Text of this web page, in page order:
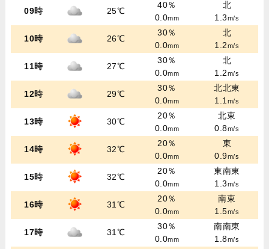
09時 25℃
40％
0.0mm
北
1.3m/s
10時 26℃
30％
0.0mm
北
1.2m/s
11時 27℃
30％
0.0mm
北
1.2m/s
12時 29℃
30％
0.0mm
北北東
1.1m/s
13時 30℃
20％
0.0mm
北東
0.8m/s
14時 32℃
20％
0.0mm
東
0.9m/s
15時 32℃
20％
0.0mm
東南東
1.3m/s
16時 31℃
20％
0.0mm
南東
1.5m/s
17時 31℃
30％
0.0mm
南南東
1.8m/s